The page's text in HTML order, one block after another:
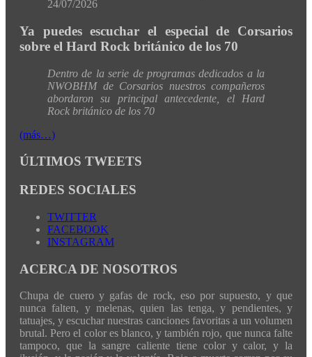
24/07/2026
Ya puedes escuchar el especial de Corsarios
sobre el Hard Rock británico de los 70
Dentro de la serie de programas dedicados a la
NWOBHM de Corsarios nuestros compañeros
abordaron su principal antecedente, el Hard
Rock británico de los 70
(más…)
ÚLTIMOS TWEETS
REDES SOCIALES
TWITTER
FACEBOOK
INSTAGRAM
ACERCA DE NOSOTROS
Chupa de cuero y gafas de rock, eso por supuesto, y que
nunca falten, y melenas, quien las tenga, y pendientes, y
tatuajes, y escuchar nuestras canciones favoritas a un volumen
brutal. Pero el color es blanco, y también rojo, que nunca falte
tampoco, que la sangre caliente tiene color y calor, y la